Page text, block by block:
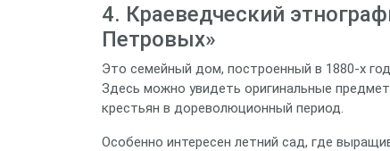
4. Краеведческий
Петровых»
Это семейный дом, построенный в 1880‑х
Здесь можно увидеть оригинальные
крестьян в дореволюционный период.
Особенно интересен летний сад, где